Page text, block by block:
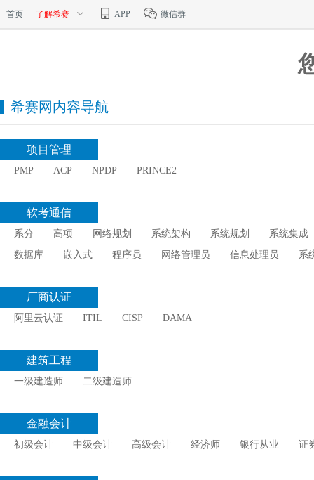
首页 了解希赛 APP 微信群
希赛网内容导航
项目管理
PMP ACP NPDP PRINCE2
软考通信
系分 高项 网络规划 系统架构 系统规划
系统集成
数据库
嵌入式 程序员 网络管理员 信息处理员 系
厂商认证
阿里云认证 ITIL CISP DAMA
建筑工程
一级建造师 二级建造师
金融会计
初级会计 中级会计 高级会计 经济师 银行从业 证